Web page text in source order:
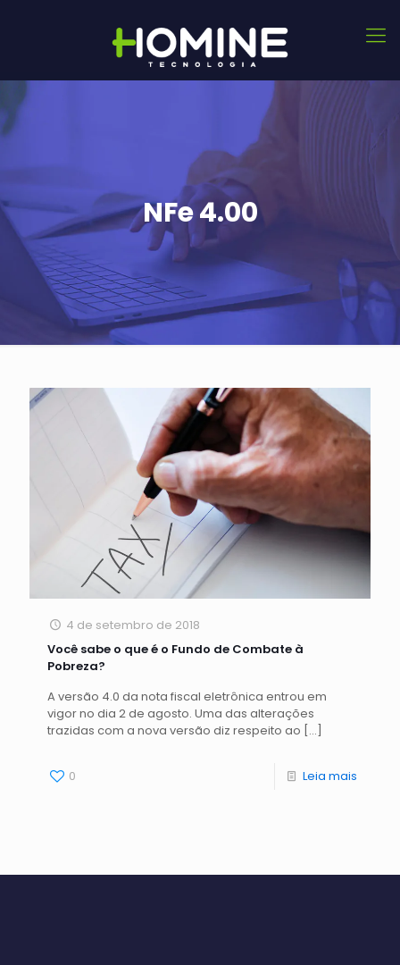
NFe 4.00
4 de setembro de 2018
Você sabe o que é o Fundo de Combate à
Pobreza?
A versão 4.0 da nota fiscal eletrônica entrou em
vigor no dia 2 de agosto. Uma das alterações
trazidas com a nova versão diz respeito ao […]
0 Leia mais